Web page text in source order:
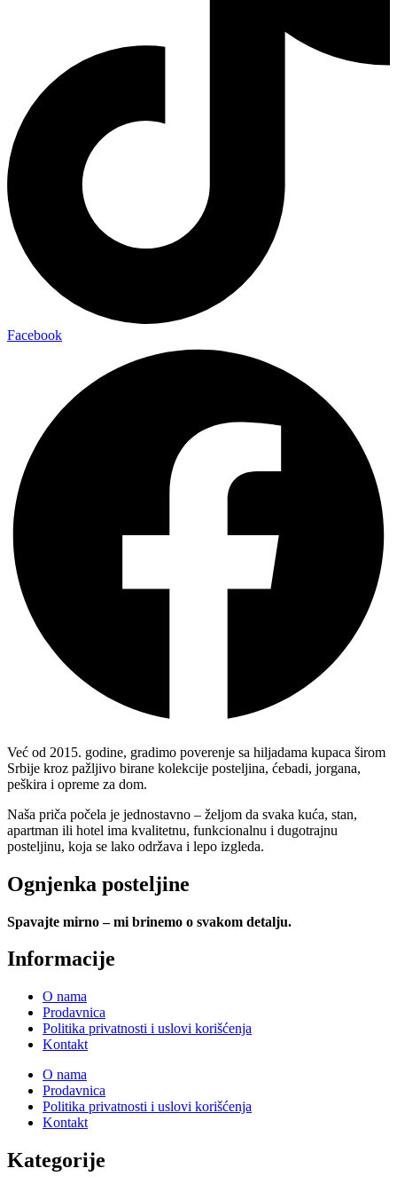
Facebook
Već od 2015. godine, gradimo poverenje sa hiljadama kupaca širom
Srbije kroz pažljivo birane kolekcije posteljina, ćebadi, jorgana,
peškira i opreme za dom.
Naša priča počela je jednostavno – željom da svaka kuća, stan,
apartman ili hotel ima kvalitetnu, funkcionalnu i dugotrajnu
posteljinu, koja se lako održava i lepo izgleda.
Ognjenka posteljine
Spavajte mirno – mi brinemo o svakom detalju.
Informacije
O nama
Prodavnica
Politika privatnosti i uslovi korišćenja
Kontakt
O nama
Prodavnica
Politika privatnosti i uslovi korišćenja
Kontakt
Kategorije